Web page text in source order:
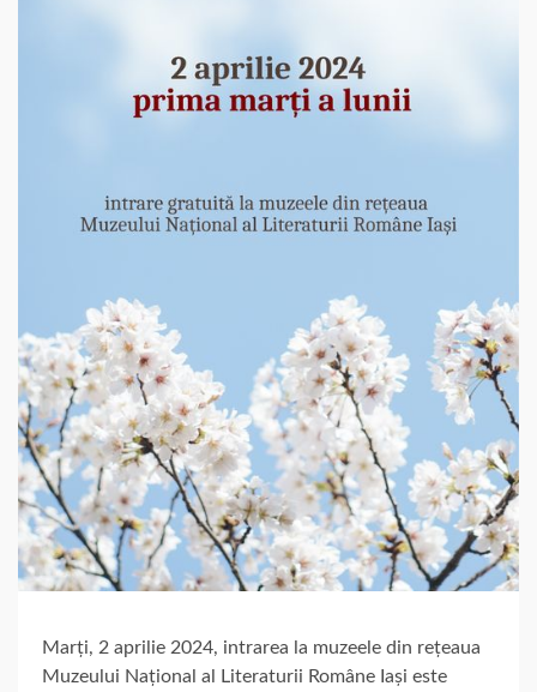
Marți, 2 aprilie 2024, intrarea la muzeele din rețeaua
Muzeului Național al Literaturii Române Iași este